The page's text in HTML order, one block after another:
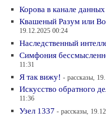
Корова в канале данных
Квашеный Разум или
19.12.2025 00:24
Наследственный
Симфония
11:31
Я так вижу! - рассказы,
Искусство обратного
11:36
Узел 1337 - рассказы,